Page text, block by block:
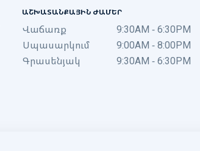
ԱՇԽԱՏԱՆՔԱՅԻՆ ԺԱՄԵՐ
Վաճառք
9:30AM - 6:30PM
Սպասարկում
9:00AM - 8:00PM
Գրասենյակ
9:30AM - 6:30PM